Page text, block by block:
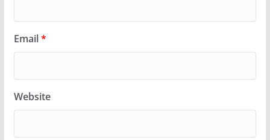
Email*
Website